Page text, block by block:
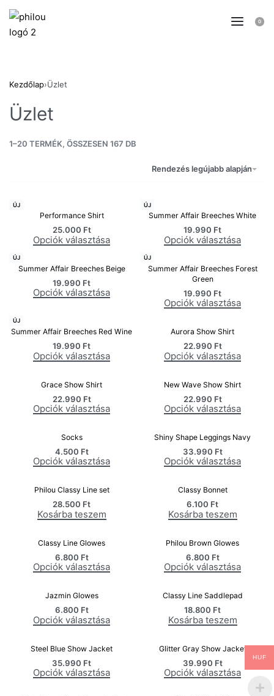
0
Kezdőlap›Üzlet
Üzlet
1–20 TERMÉK, ÖSSZESEN 167 DB
Rendezés legújabb alapján
ÚJ
Performance Shirt
25.000 Ft
Opciók választása
ÚJ
Summer Affair Breeches White
19.990 Ft
Opciók választása
ÚJ
Summer Affair Breeches Beige
19.990 Ft
Opciók választása
ÚJ
Summer Affair Breeches Forest
Green
19.990 Ft
Opciók választása
ÚJ
Summer Affair Breeches Red Wine
19.990 Ft
Opciók választása
Aurora Show Shirt
22.990 Ft
Opciók választása
Grace Show Shirt
22.990 Ft
Opciók választása
New Wave Show Shirt
22.990 Ft
Opciók választása
Socks
4.500 Ft
Opciók választása
Shiny Shape Leggings Navy
33.990 Ft
Opciók választása
Philou Classy Line set
28.500 Ft
Kosárba teszem
Classy Bonnet
6.100 Ft
Kosárba teszem
Classy Line Glowes
6.800 Ft
Opciók választása
Philou Brown Glowes
6.800 Ft
Opciók választása
Jazmin Glowes
6.800 Ft
Opciók választása
Classy Line Saddlepad
18.800 Ft
Kosárba teszem
Steel Blue Show Jacket
35.990 Ft
Opciók választása
Glitter Gray Show Jacket
39.990 Ft
Opciók választása
HUF